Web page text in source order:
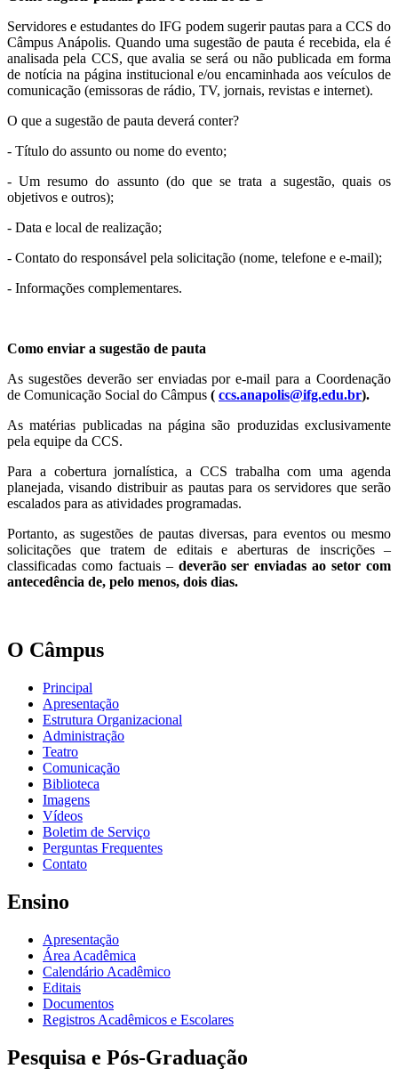
Servidores e estudantes do IFG podem sugerir pautas para a CCS do
Câmpus Anápolis. Quando uma sugestão de pauta é recebida, ela é
analisada pela CCS, que avalia se será ou não publicada em forma
de notícia na página institucional e/ou encaminhada aos veículos de
comunicação (emissoras de rádio, TV, jornais, revistas e internet).
O que a sugestão de pauta deverá conter?
- Título do assunto ou nome do evento;
- Um resumo do assunto (do que se trata a sugestão, quais os
objetivos e outros);
- Data e local de realização;
- Contato do responsável pela solicitação (nome, telefone e e-mail);
- Informações complementares.
Como enviar a sugestão de pauta
As sugestões deverão ser enviadas por e-mail para a Coordenação
de Comunicação Social do Câmpus ( ccs.anapolis@ifg.edu.br).
As matérias publicadas na página são produzidas exclusivamente
pela equipe da CCS.
Para a cobertura jornalística, a CCS trabalha com uma agenda
planejada, visando distribuir as pautas para os servidores que serão
escalados para as atividades programadas.
Portanto, as sugestões de pautas diversas, para eventos ou mesmo
solicitações que tratem de editais e aberturas de inscrições –
classificadas como factuais – deverão ser enviadas ao setor com
antecedência de, pelo menos, dois dias.
O Câmpus
Principal
Apresentação
Estrutura Organizacional
Administração
Teatro
Comunicação
Biblioteca
Imagens
Vídeos
Boletim de Serviço
Perguntas Frequentes
Contato
Ensino
Apresentação
Área Acadêmica
Calendário Acadêmico
Editais
Documentos
Registros Acadêmicos e Escolares
Pesquisa e Pós-Graduação